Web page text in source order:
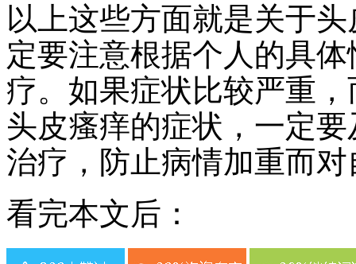
以上这些方面就是关于
定要注意根据个人的具
疗。如果症状比较严重
头皮瘙痒的症状，一定
治疗，防止病情加重而
看完本文后：